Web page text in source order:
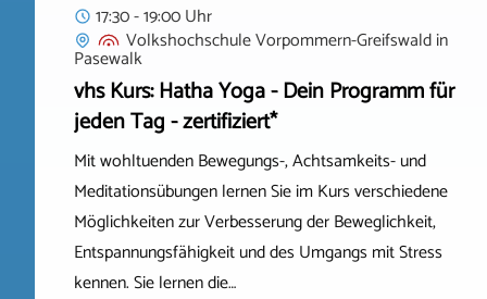
17:30 - 19:00 Uhr
Volkshochschule Vorpommern-Greifswaldin
Pasewalk
vhs Kurs: Hatha Yoga - Dein Programm für
jeden Tag - zertifiziert*
Mit wohltuenden Bewegungs-, Achtsamkeits- und
Meditationsübungen lernen Sie im Kurs verschiedene
Möglichkeiten zur Verbesserung der Beweglichkeit,
Entspannungsfähigkeit und des Umgangs mit Stress
kennen. Sie lernen die…